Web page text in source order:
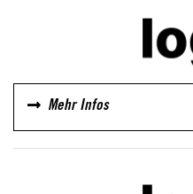
Mehr Infos